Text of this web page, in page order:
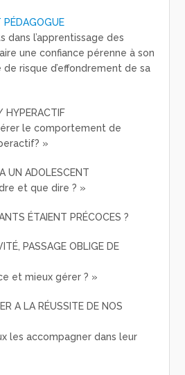
PÉDAGOGUE
dans l’apprentissage des
une confiance pérenne à son
risque d’effondrement de sa
HYPERACTIF
le comportement de
»
A UN ADOLESCENT
et que dire ? »
ÉTAIENT PRÉCOCES ?
PASSAGE OBLIGE DE
et mieux gérer ? »
A LA RÉUSSITE DE NOS
les accompagner dans leur